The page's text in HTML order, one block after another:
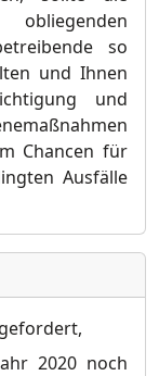
so
und Ihnen
und
Chancen für
Ausfälle
2020 noch